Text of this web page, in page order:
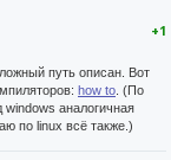
+1
путь описан. Вот
how to . (По
аналогичная
по linux всё также.)